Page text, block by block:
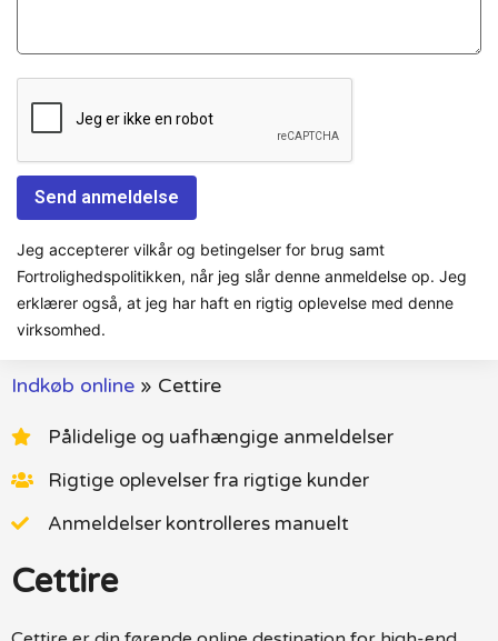
Jeg accepterer vilkår og betingelser for brug samt
Fortrolighedspolitikken, når jeg slår denne anmeldelse op. Jeg
erklærer også, at jeg har haft en rigtig oplevelse med denne
virksomhed.
Indkøb online » Cettire
Pålidelige og uafhængige anmeldelser
Rigtige oplevelser fra rigtige kunder
Anmeldelser kontrolleres manuelt
Cettire